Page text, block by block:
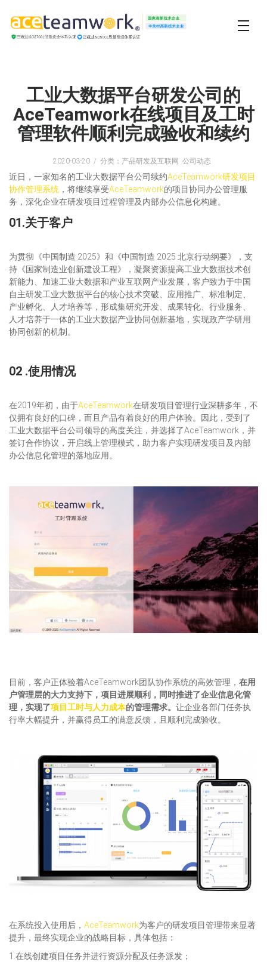
工业大数据平台研发公司的
AceTeamwork在线项目及工时
管理软件顺利完成验收和续约
2020-03-20 分类：产品研发及互联网 公司动态
近日，一家知名的工业大数据平台公司续约AceTeamwork研发项目
协作管理系统 ，将继续享受AceTeamwork的项目协同办公管理服
务，深化企业在研发项目过程管理及内部办公信息化构建。
01.关于客户
为贯彻《中国制造 2025》和《中国制造 2025 北京行动纲要》，支
持《国家制造业创新建设工程》，凝聚资源提高工业大数据技术创
新能力、加速工业大数据和产业互联网产业发展，客户致力于中国
自主研发工业大数据平台的核心技术突破、应用推广、标准制定、
产业孵化、人才培养等，形成集研究开发、成果转化、行业服务、
人才培养于一体的工业大数据产业协同创新基地，实现政产学研用
协同创新的机制。
02 .使用情况
在2019年初，由于AceTeamwork在研发项目管理行业深耕多年，不
仅拥有良好的口碑，而且产品有着良好的用户体验。因此，受到了
工业大数据平台公司领导的高度关注，并选择了AceTeamwork，并
签订合作协议，开启线上管理模式，助力客户实现研发项目及内部
办公信息化管理的落地应用。
目前，客户正体验着AceTeamwork团队协作系统的高效管理， 在用
户管理层的大力支持下，项目进展顺利，同时推进了企业信息化管
理，实现了项目工时与人力成本的管理需求。 让企业各部门任务执
行率大幅提升，并赢得员工的满意反馈，且顺利完成验收。
在系统投入使用后， AceTeamwork为客户的研发项目管理带来显著
提升，最终实现企业的战略目标，具体包括：
1.在线创建项目任务并进行资源分配及任务派发；